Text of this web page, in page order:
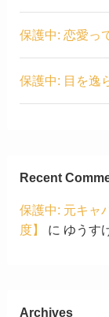
保護中: 恋愛っ
保護中: 目を逸
Recent
保護中: 元キャ
度】
に ゆうす
Archives